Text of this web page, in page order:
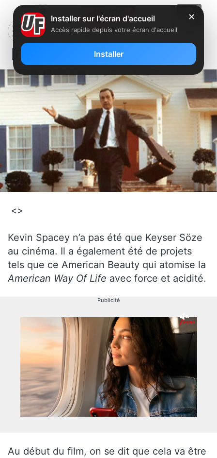
[Film] American Beauty, sur D8
<>
Kevin Spacey n’a pas été que Keyser Söze
au cinéma. Il a également été de projets
tels que ce American Beauty qui atomise la
American Way Of Life avec force et acidité.
Publicité
Au début du film, on se dit que cela va être
✕
Installer sur l'écran d'accueil
Accès rapide depuis votre écran d'accueil
Installer